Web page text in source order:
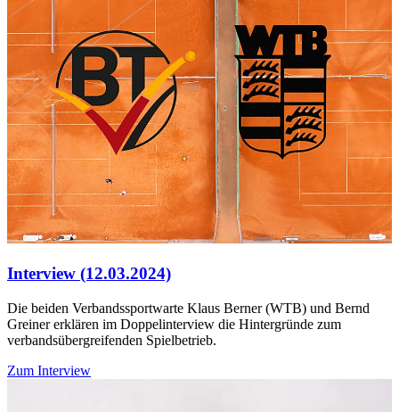
Interview (12.03.2024)
Die beiden Verbandssportwarte Klaus Berner (WTB) und Bernd
Greiner erklären im Doppelinterview die Hintergründe zum
verbandsübergreifenden Spielbetrieb.
Zum Interview